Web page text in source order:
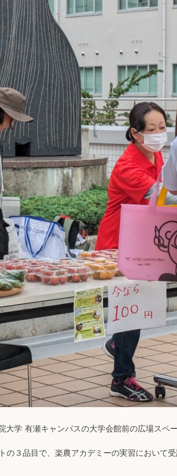
学 有瀬キャンパスの大学会館前の広場スペ
３品目で、楽農アカデミーの実習において